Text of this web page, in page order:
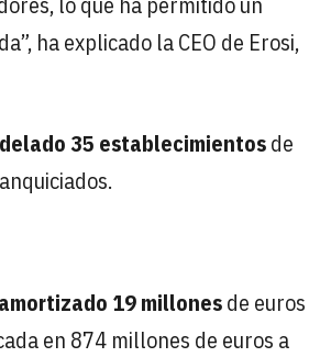
ha explicado la CEO de Erosi,
35 establecimientosde
19 millonesde euros
en 874 millones de euros a